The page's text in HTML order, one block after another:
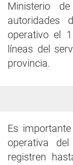
Ministerio
autoridades
operativo el
líneas del
provincia.
Es
operativa
registren